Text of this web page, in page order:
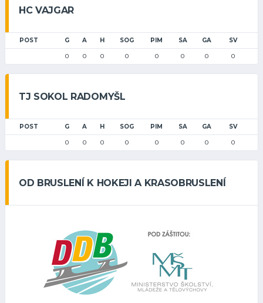
HC VAJGAR
POST G A H SOG PIM SA GA SV
0 0 0 0 0 0 0 0
TJ SOKOL RADOMYŠL
POST G A H SOG PIM SA GA SV
0 0 0 0 0 0 0 0
OD BRUSLENÍ K HOKEJI A KRASOBRUSLENÍ